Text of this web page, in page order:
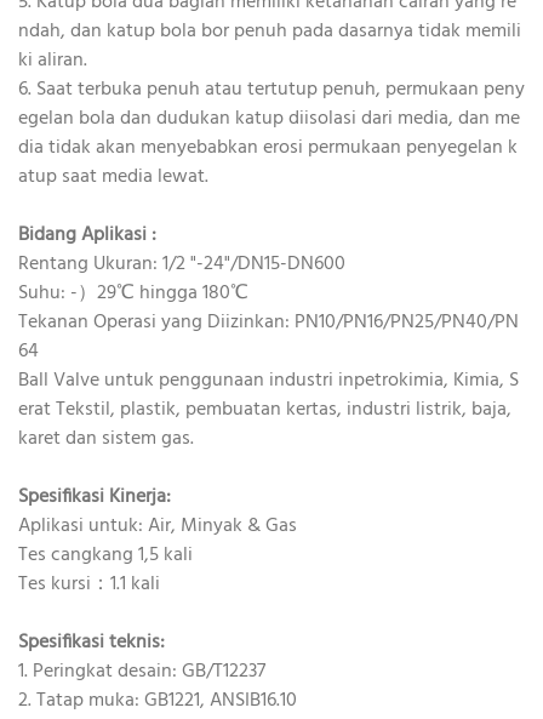
ndah, dan katup bola bor penuh pada dasarnya tidak memili
ki aliran.
6. Saat terbuka penuh atau tertutup penuh, permukaan peny
egelan bola dan dudukan katup diisolasi dari media, dan me
dia tidak akan menyebabkan erosi permukaan penyegelan k
atup saat media lewat.
Bidang Aplikasi:
Rentang Ukuran: 1/2 "-24"/DN15-DN600
Suhu: -）29℃ hingga 180℃
Tekanan Operasi yang Diizinkan: PN10/PN16/PN25/PN40/PN
64
Ball Valve untuk penggunaan industri inpetrokimia, Kimia, S
erat Tekstil, plastik, pembuatan kertas, industri listrik, baja,
karet dan sistem gas.
Spesifikasi Kinerja:
Aplikasi untuk: Air, Minyak & Gas
Tes cangkang 1,5 kali
Tes kursi：1.1 kali
Spesifikasi teknis:
1. Peringkat desain: GB/T12237
2. Tatap muka: GB1221, ANSIB16.10